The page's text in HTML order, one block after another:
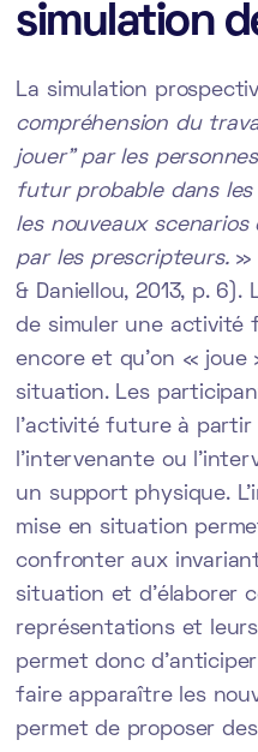
simulation
La simulation
compréhension du
jouer” par les
futur probable dans
les nouveaux
par les prescripteurs.»
& Daniellou, 2013, p. 6).
de simuler une activité
encore et qu’on « joue
situation. Les
l’activité future à partir
l’intervenante ou
un support physique.
mise en situation
confronter aux
situation et d’élaborer
représentations et
permet donc
faire apparaître les
permet de proposer